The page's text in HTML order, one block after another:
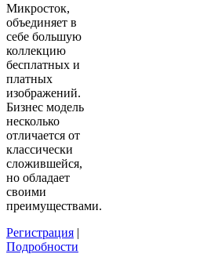
Микросток,
объединяет в
себе большую
коллекцию
бесплатных и
платных
изображений.
Бизнес модель
несколько
отличается от
классически
сложившейся,
но обладает
своими
преимуществами.
Регистрация |
Подробности